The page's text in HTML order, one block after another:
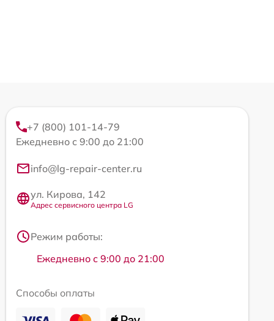
+7 (800) 101-14-79
Ежедневно с 9:00 до 21:00
info@lg-repair-center.ru
ул. Кирова, 142
Адрес сервисного центра LG
Режим работы:
Ежедневно с 9:00 до 21:00
Способы оплаты